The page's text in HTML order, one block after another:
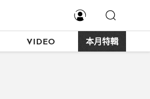
VIDEO 本月特輯